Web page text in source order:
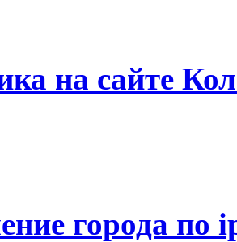
на сайте
города по